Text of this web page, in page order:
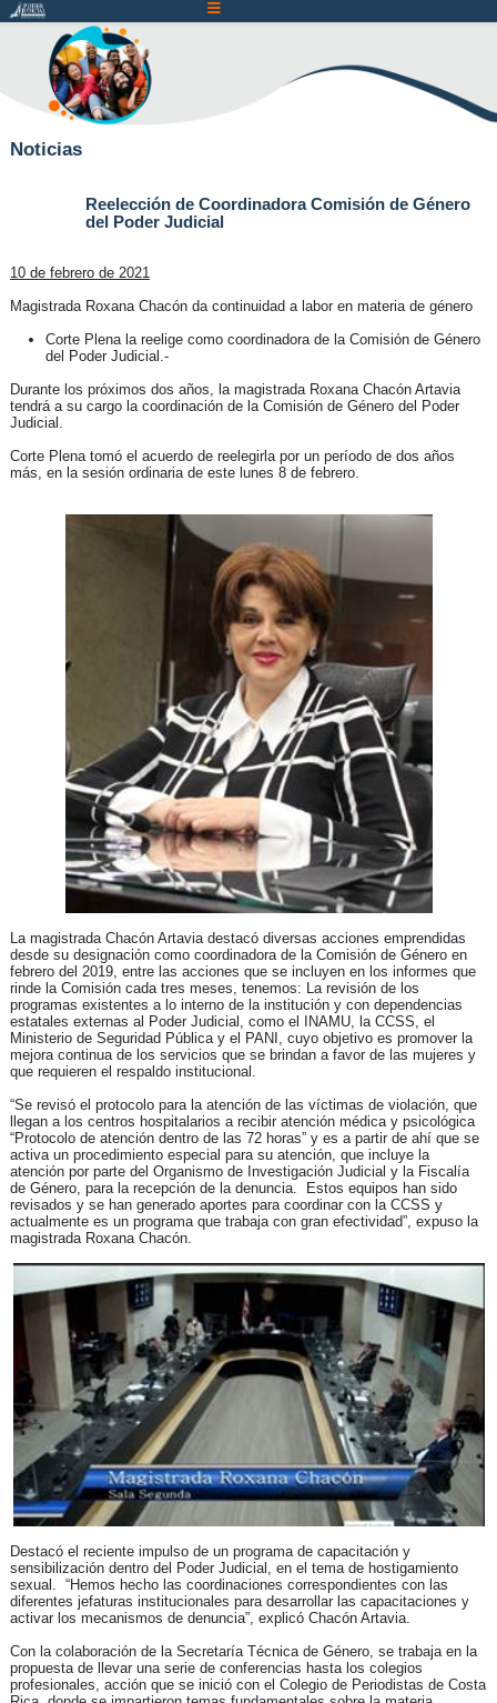
Atención:
cuenta
un
accesibilidad.
Noticias
Reelección de Coordinadora Comisión de Género
del Poder Judicial
10 de febrero de 2021
Magistrada Roxana Chacón da continuidad a labor en materia de género
Corte Plena la reelige como coordinadora de la Comisión de Género
del Poder Judicial.-
Durante los próximos dos años, la magistrada Roxana Chacón Artavia
tendrá a su cargo la coordinación de la Comisión de Género del Poder
Judicial.
Corte Plena tomó el acuerdo de reelegirla por un período de dos años
más, en la sesión ordinaria de este lunes 8 de febrero.
La magistrada Chacón Artavia destacó diversas acciones emprendidas
desde su designación como coordinadora de la Comisión de Género en
febrero del 2019, entre las acciones que se incluyen en los informes que
rinde la Comisión cada tres meses, tenemos: La revisión de los
programas existentes a lo interno de la institución y con dependencias
estatales externas al Poder Judicial, como el INAMU, la CCSS, el
Ministerio de Seguridad Pública y el PANI, cuyo objetivo es promover la
mejora continua de los servicios que se brindan a favor de las mujeres y
que requieren el respaldo institucional.
“Se revisó el protocolo para la atención de las víctimas de violación, que
llegan a los centros hospitalarios a recibir atención médica y psicológica
“Protocolo de atención dentro de las 72 horas” y es a partir de ahí que se
activa un procedimiento especial para su atención, que incluye la
atención por parte del Organismo de Investigación Judicial y la Fiscalía
de Género, para la recepción de la denuncia. Estos equipos han sido
revisados y se han generado aportes para coordinar con la CCSS y
actualmente es un programa que trabaja con gran efectividad”, expuso la
magistrada Roxana Chacón.
Destacó el reciente impulso de un programa de capacitación y
sensibilización dentro del Poder Judicial, en el tema de hostigamiento
sexual. “Hemos hecho las coordinaciones correspondientes con las
diferentes jefaturas institucionales para desarrollar las capacitaciones y
activar los mecanismos de denuncia”, explicó Chacón Artavia.
Con la colaboración de la Secretaría Técnica de Género, se trabaja en la
propuesta de llevar una serie de conferencias hasta los colegios
profesionales, acción que se inició con el Colegio de Periodistas de Costa